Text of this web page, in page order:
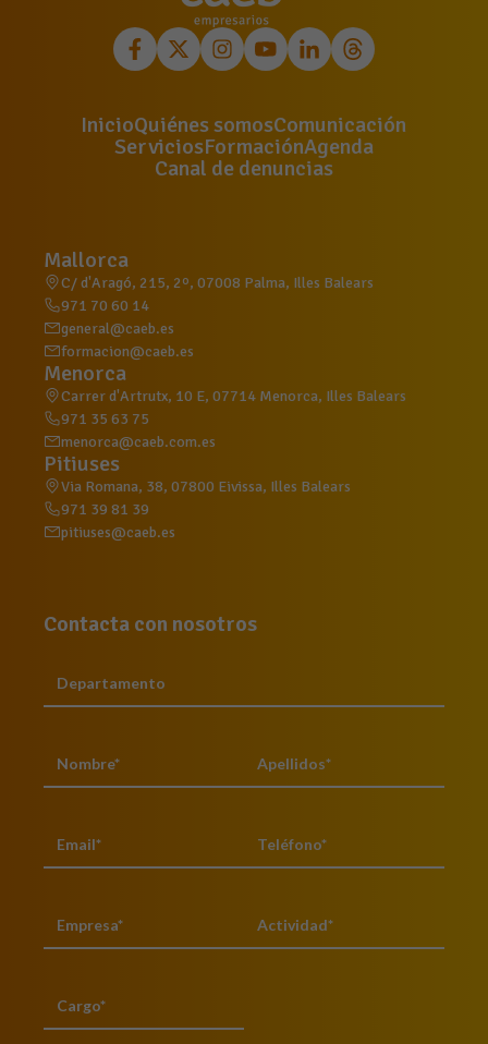
InicioQuiénes somosComunicación
ServiciosFormaciónAgenda
Canal de denuncias
Mallorca
C/ d'Aragó, 215, 2º, 07008 Palma, Illes Balears
971 70 60 14
general@caeb.es
formacion@caeb.es
Menorca
Carrer d'Artrutx, 10 E, 07714 Menorca, Illes Balears
971 35 63 75
menorca@caeb.com.es
Pitiuses
Via Romana, 38, 07800 Eivissa, Illes Balears
971 39 81 39
pitiuses@caeb.es
Contacta con nosotros